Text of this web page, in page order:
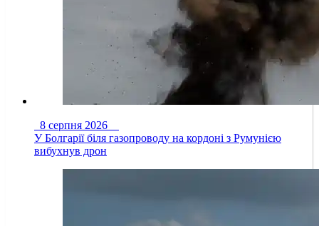
8 серпня 2026
У Болгарії біля газопроводу на кордоні з Румунією
вибухнув дрон